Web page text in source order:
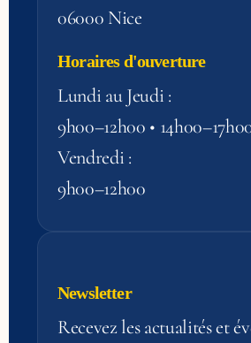
06000 Nice
Horaires d'ouverture
Lundi au Jeudi :
9h00–12h00 •
Vendredi :
9h00–12h00
Newsletter
Recevez les actualités et